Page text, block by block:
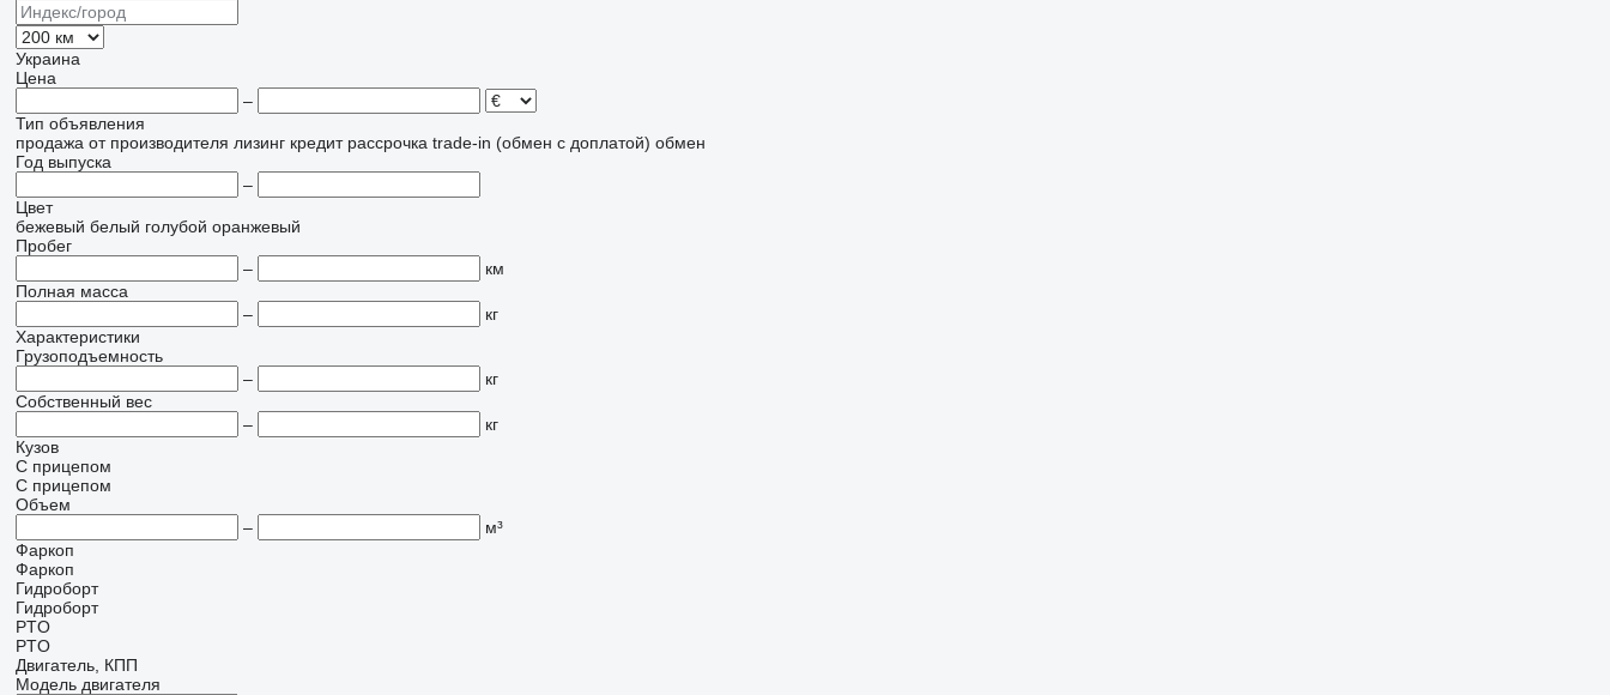
Украина
Цена
–
Тип объявления
продажа от производителя лизинг кредит рассрочка trade-in (обмен с доплатой) обмен
Год выпуска
–
Цвет
бежевый белый голубой оранжевый
Пробег
–
км
Полная масса
–
кг
Характеристики
Грузоподъемность
–
кг
Собственный вес
–
кг
Кузов
С прицепом
С прицепом
Объем
–
м³
Фаркоп
Фаркоп
Гидроборт
Гидроборт
PTO
PTO
Двигатель, КПП
Модель двигателя